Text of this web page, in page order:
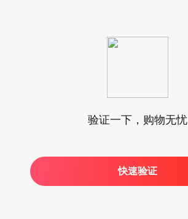
验证一下，购物无忧
快速验证